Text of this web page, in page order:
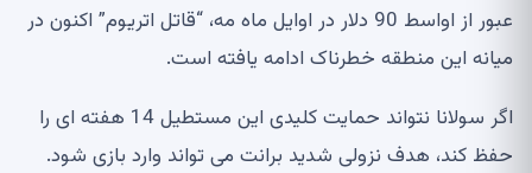
عبور از اواسط 90 دلار در اوایل ماه مه، “قاتل اتریوم” اکنون در
میانه این منطقه خطرناک ادامه یافته است.
اگر سولانا نتواند حمایت کلیدی این مستطیل 14 هفته ای را
حفظ کند، هدف نزولی شدید برانت می تواند وارد بازی شود.